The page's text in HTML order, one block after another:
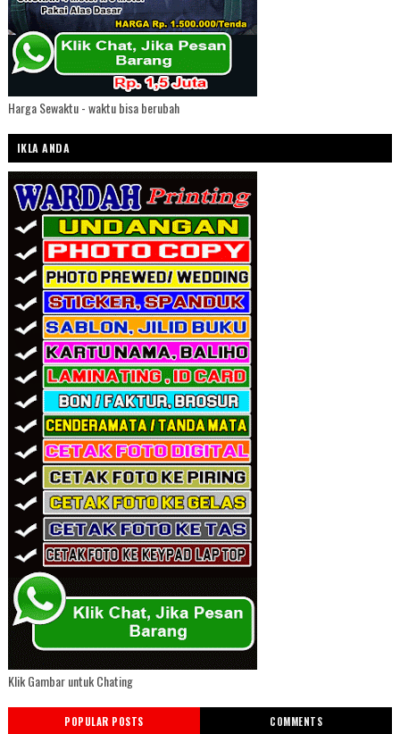
Harga Sewaktu - waktu bisa berubah
IKLA ANDA
Klik Gambar untuk Chating
POPULAR POSTS COMMENTS